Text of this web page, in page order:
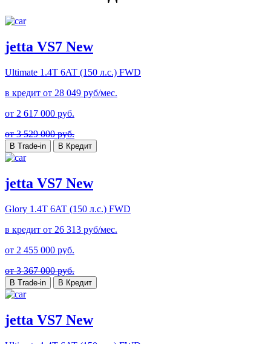
jetta VS7 New
Ultimate 1.4T 6AT (150 л.с.) FWD
в кредит от 28 049 руб/мес.
от 2 617 000 руб.
от 3 529 000 руб.
В Trade-in В Кредит
jetta VS7 New
Glory 1.4T 6AT (150 л.с.) FWD
в кредит от 26 313 руб/мес.
от 2 455 000 руб.
от 3 367 000 руб.
В Trade-in В Кредит
jetta VS7 New